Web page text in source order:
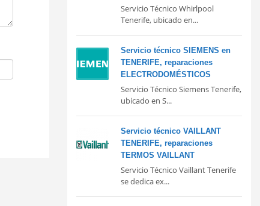
Servicio Técnico Whirlpool
Tenerife, ubicado en...
Servicio técnico SIEMENS en
TENERIFE, reparaciones
ELECTRODOMÉSTICOS
Servicio Técnico Siemens Tenerife,
ubicado en S...
Servicio técnico VAILLANT
TENERIFE, reparaciones
TERMOS VAILLANT
Servicio Técnico Vaillant Tenerife
se dedica ex...